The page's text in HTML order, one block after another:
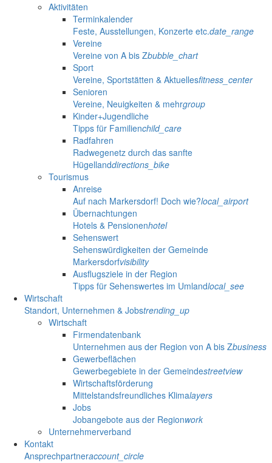
Aktivitäten
Terminkalender
Feste, Ausstellungen, Konzerte etc.date_range
Vereine
Vereine von A bis Zbubble_chart
Sport
Vereine, Sportstätten & Aktuellesfitness_center
Senioren
Vereine, Neuigkeiten & mehrgroup
Kinder+Jugendliche
Tipps für Familienchild_care
Radfahren
Radwegenetz durch das sanfte
Hügellanddirections_bike
Tourismus
Anreise
Auf nach Markersdorf! Doch wie?local_airport
Übernachtungen
Hotels & Pensionenhotel
Sehenswert
Sehenswürdigkeiten der Gemeinde
Markersdorfvisibility
Ausflugsziele in der Region
Tipps für Sehenswertes im Umlandlocal_see
Wirtschaft
Standort, Unternehmen & Jobstrending_up
Wirtschaft
Firmendatenbank
Unternehmen aus der Region von A bis Zbusiness
Gewerbeflächen
Gewerbegebiete in der Gemeindestreetview
Wirtschaftsförderung
Mittelstandsfreundliches Klimalayers
Jobs
Jobangebote aus der Regionwork
Unternehmerverband
Kontakt
Ansprechpartneraccount_circle